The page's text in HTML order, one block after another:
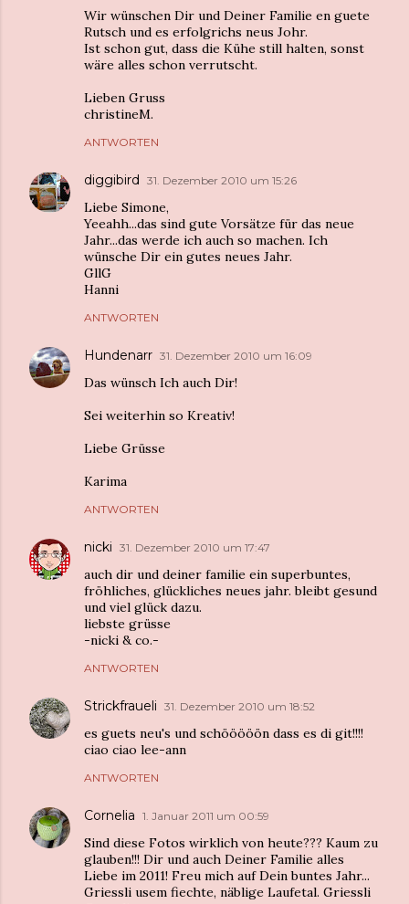
Wir wünschen Dir und Deiner Familie en guete
Rutsch und es erfolgrichs neus Johr.
Ist schon gut, dass die Kühe still halten, sonst
wäre alles schon verrutscht.
Lieben Gruss
christineM.
ANTWORTEN
diggibird 31. Dezember 2010 um 15:26
Liebe Simone,
Yeeahh...das sind gute Vorsätze für das neue
Jahr...das werde ich auch so machen. Ich
wünsche Dir ein gutes neues Jahr.
GllG
Hanni
ANTWORTEN
Hundenarr 31. Dezember 2010 um 16:09
Das wünsch Ich auch Dir!
Sei weiterhin so Kreativ!
Liebe Grüsse
Karima
ANTWORTEN
nicki 31. Dezember 2010 um 17:47
auch dir und deiner familie ein superbuntes,
fröhliches, glückliches neues jahr. bleibt gesund
und viel glück dazu.
liebste grüsse
-nicki & co.-
ANTWORTEN
Strickfraueli 31. Dezember 2010 um 18:52
es guets neu's und schööööön dass es di git!!!!
ciao ciao lee-ann
ANTWORTEN
Cornelia 1. Januar 2011 um 00:59
Sind diese Fotos wirklich von heute??? Kaum zu
glauben!!! Dir und auch Deiner Familie alles
Liebe im 2011! Freu mich auf Dein buntes Jahr...
Griessli usem fiechte, näblige Laufetal. Griessli